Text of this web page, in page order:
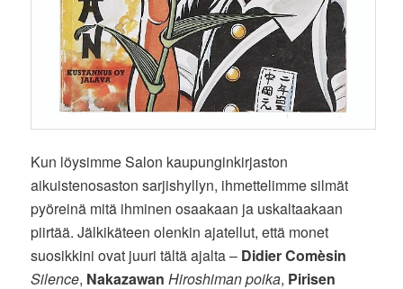
Kun löysimme Salon kaupunginkirjaston
aikuistenosaston sarjishyllyn, ihmettelimme silmät
pyöreinä mitä ihminen osaakaan ja uskaltaakaan
piirtää. Jälkikäteen olenkin ajatellut, että monet
suosikkini ovat juuri tältä ajalta – Didier Comèsin
Silence, Nakazawan Hiroshiman poika, Pirisen